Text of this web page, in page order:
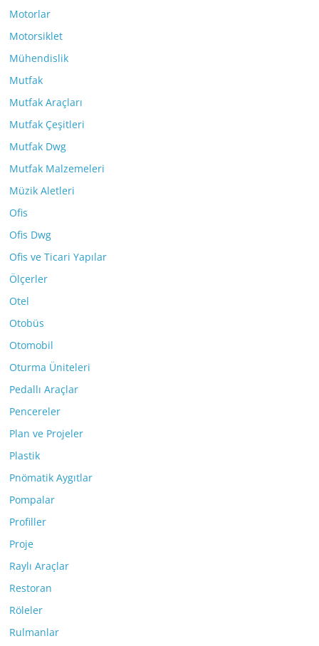
Motorlar
Motorsiklet
Mühendislik
Mutfak
Mutfak Araçları
Mutfak Çeşitleri
Mutfak Dwg
Mutfak Malzemeleri
Müzik Aletleri
Ofis
Ofis Dwg
Ofis ve Ticari Yapılar
Ölçerler
Otel
Otobüs
Otomobil
Oturma Üniteleri
Pedallı Araçlar
Pencereler
Plan ve Projeler
Plastik
Pnömatik Aygıtlar
Pompalar
Profiller
Proje
Raylı Araçlar
Restoran
Röleler
Rulmanlar